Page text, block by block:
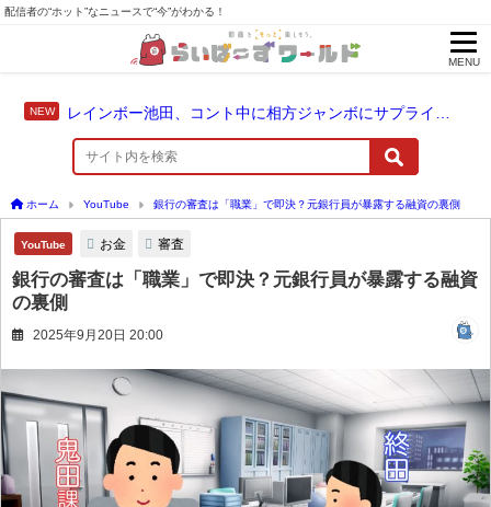
配信者の“ホット”なニュースで“今”がわかる！
MENU
ホーム YouTube 銀行の審査は「職業」で即決？元銀行員が暴露する融資の裏側
YouTube お金 審査
銀行の審査は「職業」で即決？元銀行員が暴露する融資
の裏側
2025年9月20日 20:00